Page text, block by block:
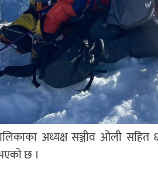
अध्यक्ष सञ्जीव ओली सहित
छ ।